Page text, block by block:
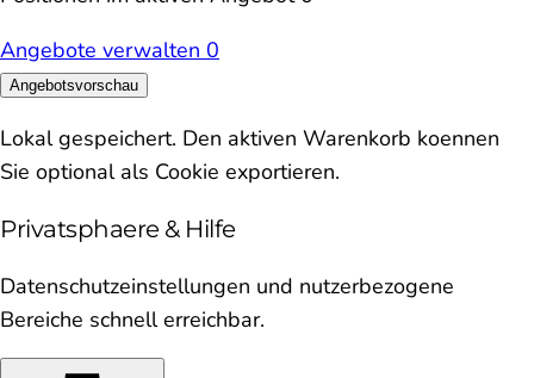
Angebote verwalten 0
Angebotsvorschau
Lokal gespeichert. Den aktiven Warenkorb koennen
Sie optional als Cookie exportieren.
Privatsphaere & Hilfe
Datenschutzeinstellungen und nutzerbezogene
Bereiche schnell erreichbar.